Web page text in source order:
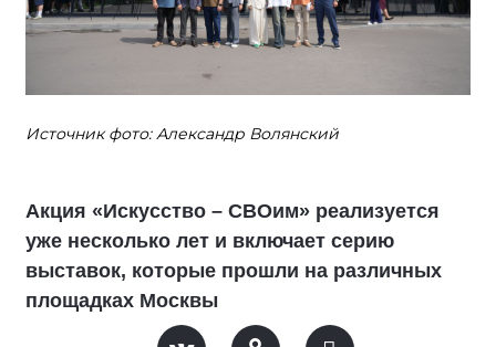
Источник фото: Александр Волянский
Акция «Искусство – СВОим» реализуется
уже несколько лет и включает серию
выставок, которые прошли на различных
площадках Москвы